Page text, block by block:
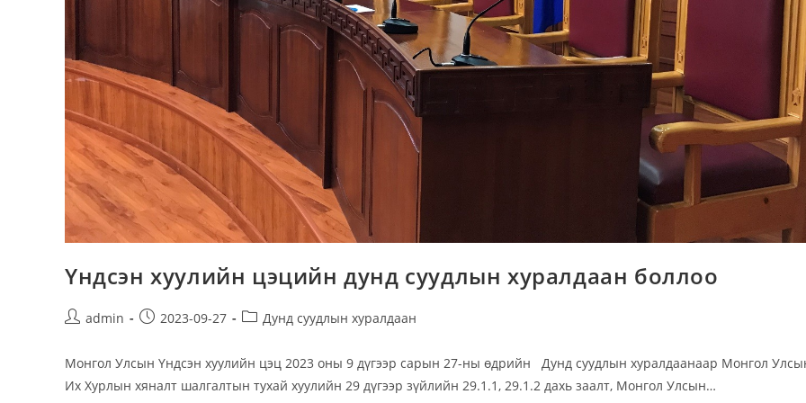
Үндсэн хуулийн цэцийн дунд суудлын хуралдаан боллоо
Postadmin
Post2023-09-27
PostДунд суудлын хуралдаан
Монгол Улсын Үндсэн хуулийн цэц 2023 оны 9 дүгээр сарын 27-ны өдрийн Дунд суудлын хуралдаанаар Монгол
Их Хурлын хяналт шалгалтын тухай хуулийн 29 дүгээр зүйлийн 29.1.1, 29.1.2 дахь заалт, Монгол Улсын…